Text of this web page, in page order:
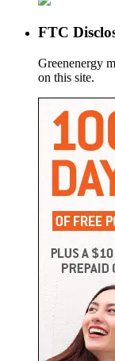
FTC
Greenenergy
on this site.